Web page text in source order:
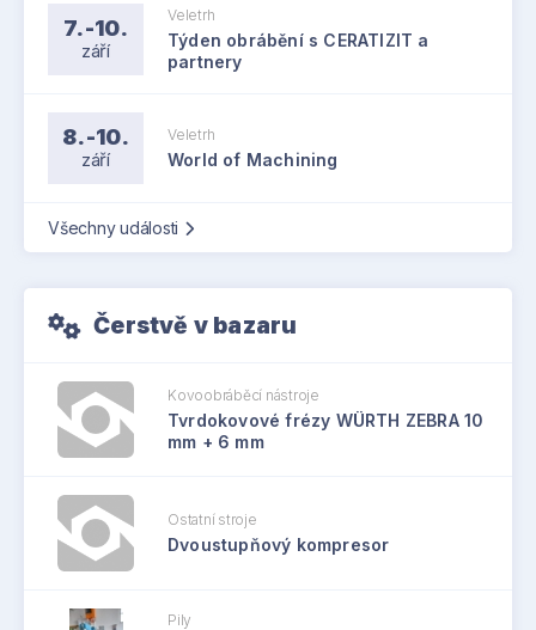
7.-10.
září
Veletrh
Týden obrábění s CERATIZIT a
partnery
8.-10.
září
Veletrh
World of Machining
Všechny události
Čerstvě v bazaru
Kovoobráběcí nástroje
Tvrdokovové frézy WÜRTH ZEBRA 10
mm + 6 mm
Ostatní stroje
Dvoustupňový kompresor
Pily